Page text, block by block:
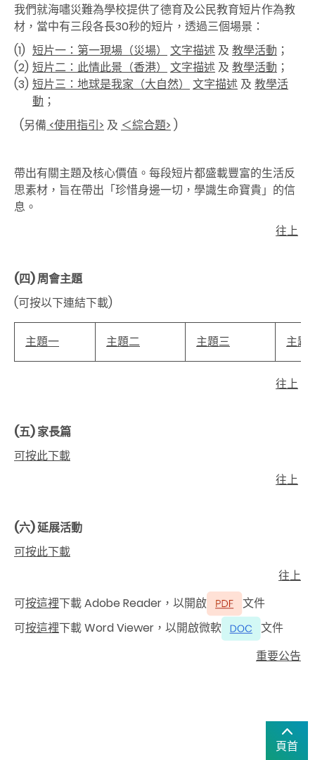
我們就海嘯災難為學校提供了德育及公民教育短片作為教
材，當中有三段各長30秒的短片，透過三個場景：
(1) 短片一：第一現場（災場） 文字描述及教學活動 ；
(2) 短片二：此情此景（香港） 文字描述及教學活動 ；
(3) 短片三：地球是我家（大自然） 文字描述及教學活
動 ；
(另備 <使用指引> 及 ＜綜合題> )
帶出有關主題及核心價值。每段短片都盛載豐富的生活反
思素材，旨在帶出「珍惜身邊一切，學識生命寶貴」的信
息。
往上
(四)周會主題
(可按以下連結下載)
主題一 主題二 主題三 主題
往上
(五)家長篇
可按此下載
往上
(六)延展活動
可按此下載
往上
可按這裡下載 Adobe Reader，以開啟
文件
可按這裡下載 Word Viewer，以開啟微軟
文件
重要公告
頁首